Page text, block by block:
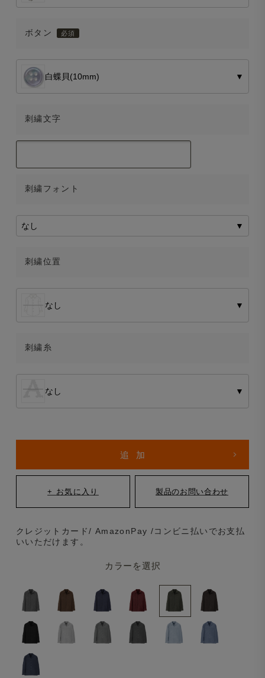
ボタン
白蝶貝(10mm) ▼
刺繍文字
刺繍フォント
なし ▼
刺繍位置
なし ▼
刺繍糸
なし ▼
カラーを選択
クレジットカード/ AmazonPay /コンビニ払いでお支払
いいただけます。